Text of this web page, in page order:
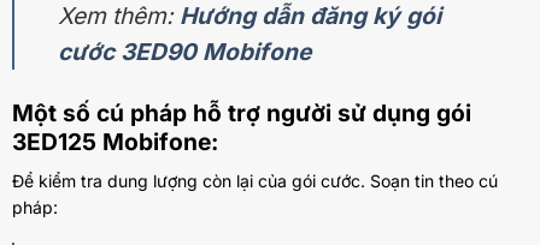
Xem thêm: Hướng dẫn đăng ký gói
cước 3ED90 Mobifone
Một số cú pháp hỗ trợ người sử dụng gói
3ED125 Mobifone:
Để kiểm tra dung lượng còn lại của gói cước. Soạn tin theo cú
pháp: